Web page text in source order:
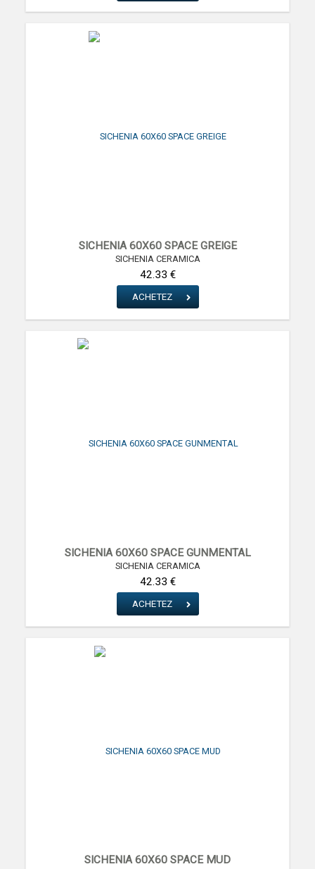
SICHENIA 60X60 SPACE GREIGE
SICHENIA CERAMICA
42.33 €
ACHETEZ
SICHENIA 60X60 SPACE GUNMENTAL
SICHENIA CERAMICA
42.33 €
ACHETEZ
SICHENIA 60X60 SPACE MUD